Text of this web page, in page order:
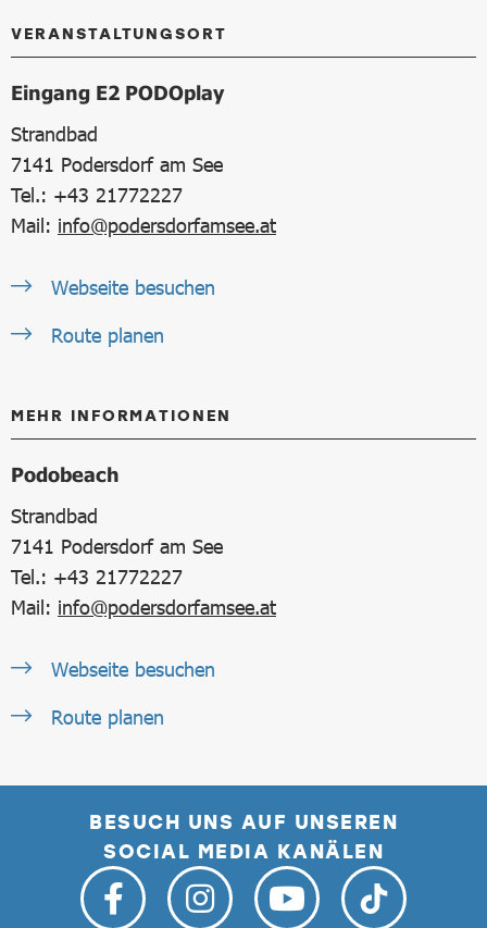
VERANSTALTUNGSORT
Eingang E2 PODOplay
Strandbad
7141 Podersdorf am See
Tel.: +43 21772227
Mail: info@podersdorfamsee.at
Webseite besuchen
Route planen
MEHR INFORMATIONEN
Podobeach
Strandbad
7141 Podersdorf am See
Tel.: +43 21772227
Mail: info@podersdorfamsee.at
Webseite besuchen
Route planen
BESUCH UNS AUF UNSEREN
SOCIAL MEDIA KANÄLEN